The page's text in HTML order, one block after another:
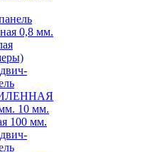
0,8 мм.
10 мм.
100 мм.